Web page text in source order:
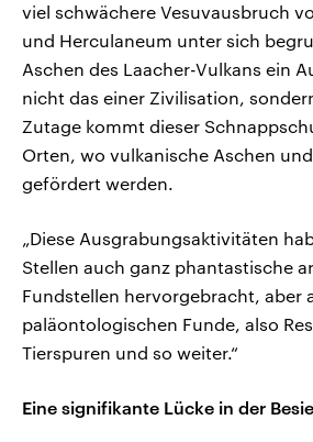
viel schwächere Vesuvausbruch
und Herculaneum unter sich
Aschen des Laacher-Vulkans ein
nicht das einer Zivilisation,
Zutage kommt dieser
Orten, wo vulkanische Aschen
gefördert werden.
„Diese Ausgrabungsaktivitäten
Stellen auch ganz phantastische
Fundstellen hervorgebracht, aber
paläontologischen Funde, also
Tierspuren und so weiter.“
Eine signifikante Lücke in der